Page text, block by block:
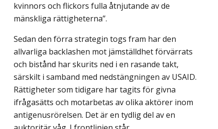
kvinnors och flickors fulla åtnjutande av de
mänskliga rättigheterna”.
Sedan den förra strategin togs fram har den
allvarliga backlashen mot jämställdhet förvärrats
och bistånd har skurits ned i en rasande takt,
särskilt i samband med nedstängningen av USAID.
Rättigheter som tidigare har tagits för givna
ifrågasätts och motarbetas av olika aktörer inom
antigenusrörelsen. Det är en tydlig del av en